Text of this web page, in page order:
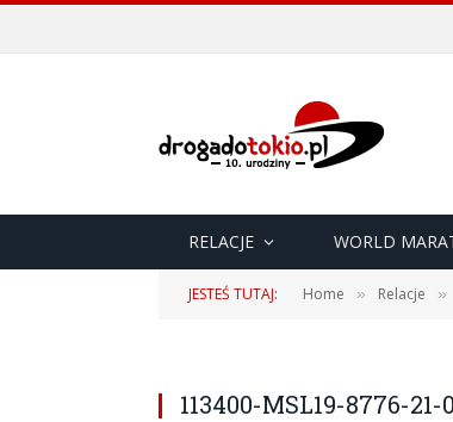
RELACJE WORLD
JESTEŚ TUTAJ: Home » Relacje »
113400-MSL19-8776-21-